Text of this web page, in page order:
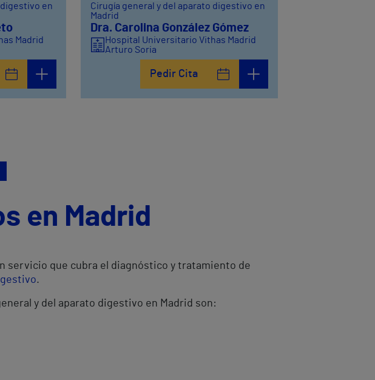
en
Madrid
Cirugía general y del aparato digestivo en
Madrid
Dra. Carolina González Gómez
Hospital Universitario Vithas Madrid
Arturo Soria
Pedir Cita
en Madrid
servicio que cubra el diagnóstico y tratamiento de
.
y del aparato digestivo en Madrid son: